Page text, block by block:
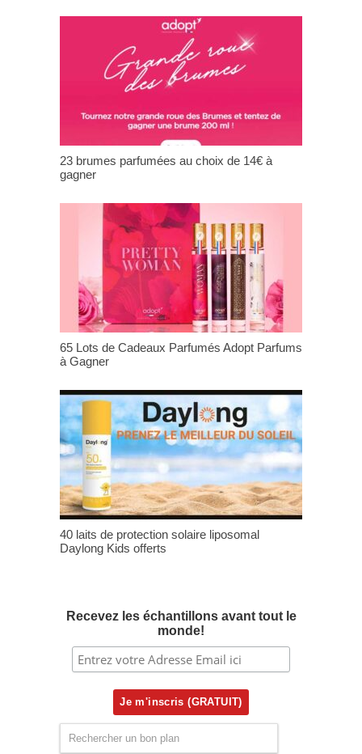
23 brumes parfumées au choix de 14€ à
gagner
65 Lots de Cadeaux Parfumés Adopt Parfums
à Gagner
40 laits de protection solaire liposomal
Daylong Kids offerts
Recevez les échantillons avant tout le
monde!